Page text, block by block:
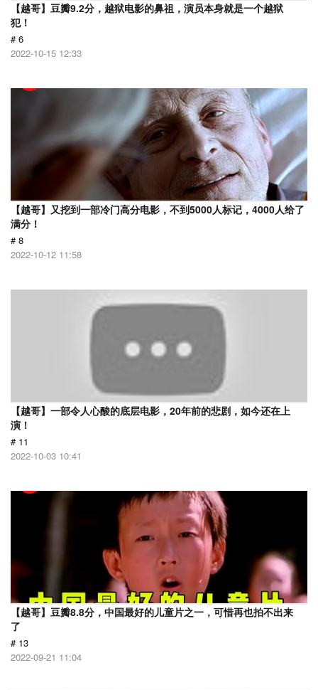
【越哥】豆瓣9.2分，越狱电影的鼻祖，演员本身就是一个越狱
犯！
# 6
2022-10-15 12:33
【越哥】又挖到一部冷门高分电影，不到5000人标记，4000人给了
满分！
# 8
2022-10-12 11:58
【越哥】一部令人心酸的底层电影，20年前的悲剧，如今还在上
演！
# 11
2022-10-03 10:41
【越哥】豆瓣8.8分，中国最好的儿童片之一，可惜再也拍不出来
了
# 13
2022-09-21 11:04